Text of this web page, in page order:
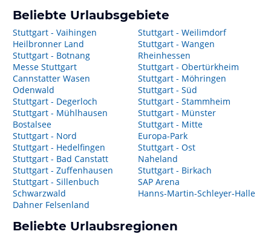
Beliebte Urlaubsgebiete
Stuttgart - Vaihingen
Heilbronner Land
Stuttgart - Botnang
Messe Stuttgart
Cannstatter Wasen
Odenwald
Stuttgart - Degerloch
Stuttgart - Mühlhausen
Bostalsee
Stuttgart - Nord
Stuttgart - Hedelfingen
Stuttgart - Bad Canstatt
Stuttgart - Zuffenhausen
Stuttgart - Sillenbuch
Schwarzwald
Dahner Felsenland
Stuttgart - Weilimdorf
Stuttgart - Wangen
Rheinhessen
Stuttgart - Obertürkheim
Stuttgart - Möhringen
Stuttgart - Süd
Stuttgart - Stammheim
Stuttgart - Münster
Stuttgart - Mitte
Europa-Park
Stuttgart - Ost
Naheland
Stuttgart - Birkach
SAP Arena
Hanns-Martin-Schleyer-Halle
Beliebte Urlaubsregionen